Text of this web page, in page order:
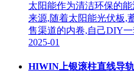
太阳能作为清洁环保的
来源,随着太阳能光伏板,
售渠道的内卷,自己DIY
2025-01
HIWIN上银滚柱直线导